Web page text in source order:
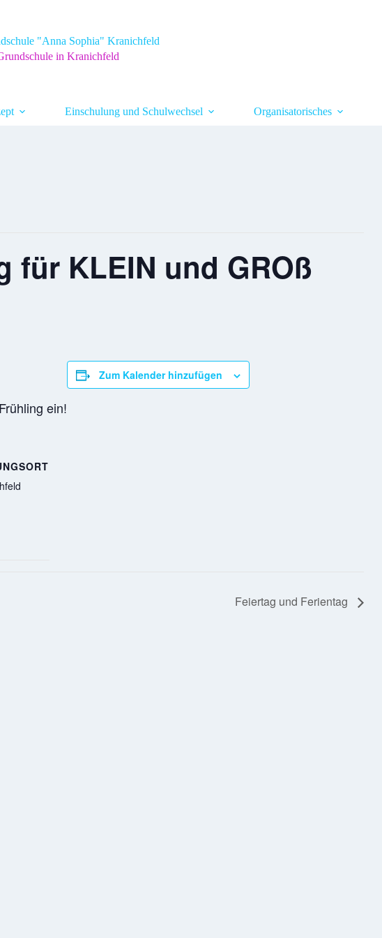
"Anna Sophia" Kranichfeld
in Kranichfeld
Einschulung und Schulwechsel Organisatorisches
für KLEIN und GROß
ein!
Zum Kalender hinzufügen
Feiertag und Ferientag